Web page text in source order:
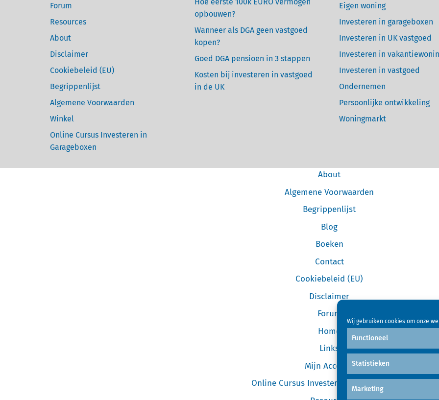
Wij gebruiken cookies om onze
Functioneel
Statistieken
Marketing
Forum
Resources
About
Disclaimer
Cookiebeleid (EU)
Begrippenlijst
Algemene Voorwaarden
Winkel
Online Cursus Investeren in
Garageboxen
opbouwen?
Wanneer als DGA geen vastgoed
kopen?
Goed DGA pensioen in 3 stappen
Kosten bij investeren in vastgoed
in de UK
Eigen woning
Investeren in garageboxen
Investeren in UK vastgoed
Investeren in
Investeren in vastgoed
Ondernemen
Persoonlijke ontwikkeling
Woningmarkt
About
Algemene Voorwaarden
Begrippenlijst
Blog
Boeken
Contact
Cookiebeleid (EU)
Disclaimer
Forum
Home
Links
Mijn Account
Online Cursus Investeren in Garageboxen